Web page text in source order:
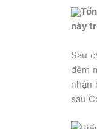
này
Sau
đêm
nhận
sau